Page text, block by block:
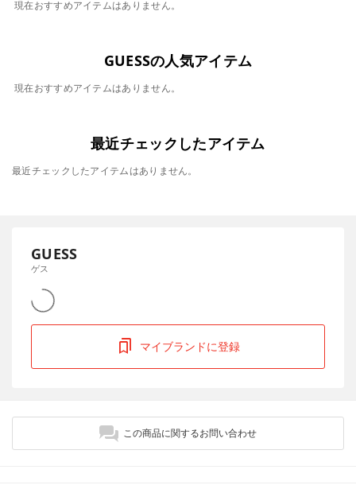
現在おすすめアイテムはありません。
GUESSの人気アイテム
現在おすすめアイテムはありません。
最近チェックしたアイテム
最近チェックしたアイテムはありません。
GUESS
ゲス
マイブランドに登録
この商品に関するお問い合わせ